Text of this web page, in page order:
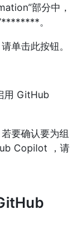
部分中，
。
单击此按钮。
用 GitHub
要确认要为组
Copilot ，请